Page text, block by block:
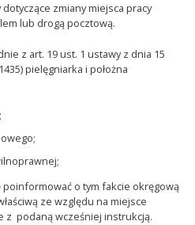
zmiany miejsca pracy
lub drogą pocztową.
z art. 19 ust. 1 ustawy z dnia 15
pielęgniarka i położna
poinformować o tym fakcie okręgową
ze względu na miejsce
z podaną wcześniej instrukcją.